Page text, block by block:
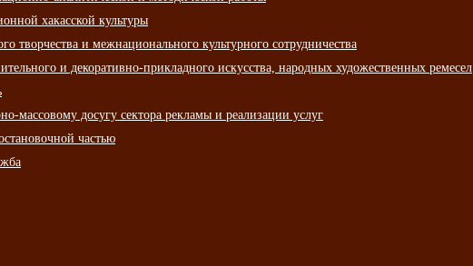
хакасской культуры
творчества и межнационального культурного сотрудничества
и декоративно-прикладного искусства, народных художественных ремесел
массовому досугу сектора рекламы и реализации услуг
частью